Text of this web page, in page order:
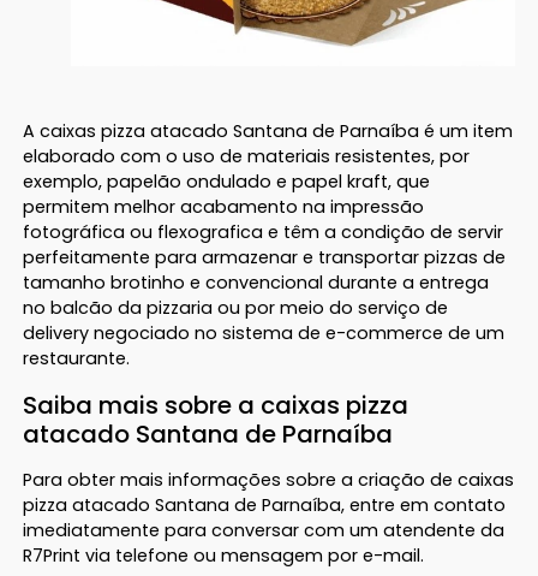
A caixas pizza atacado Santana de Parnaíba é um item
elaborado com o uso de materiais resistentes, por
exemplo, papelão ondulado e papel kraft, que
permitem melhor acabamento na impressão
fotográfica ou flexografica e têm a condição de servir
perfeitamente para armazenar e transportar pizzas de
tamanho brotinho e convencional durante a entrega
no balcão da pizzaria ou por meio do serviço de
delivery negociado no sistema de e-commerce de um
restaurante.
Saiba mais sobre a caixas pizza
atacado Santana de Parnaíba
Para obter mais informações sobre a criação de caixas
pizza atacado Santana de Parnaíba, entre em contato
imediatamente para conversar com um atendente da
R7Print via telefone ou mensagem por e-mail.